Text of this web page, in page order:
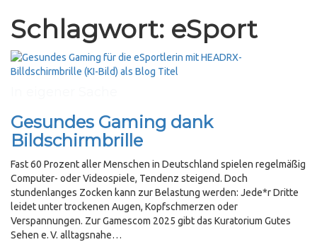
Schlagwort: eSport
Gesundes Gaming dank
Bildschirmbrille
Fast 60 Prozent aller Menschen in Deutschland spielen regelmäßig
Computer- oder Videospiele, Tendenz steigend. Doch
stundenlanges Zocken kann zur Belastung werden: Jede*r Dritte
leidet unter trockenen Augen, Kopfschmerzen oder
Verspannungen. Zur Gamescom 2025 gibt das Kuratorium Gutes
Sehen e. V. alltagsnahe…